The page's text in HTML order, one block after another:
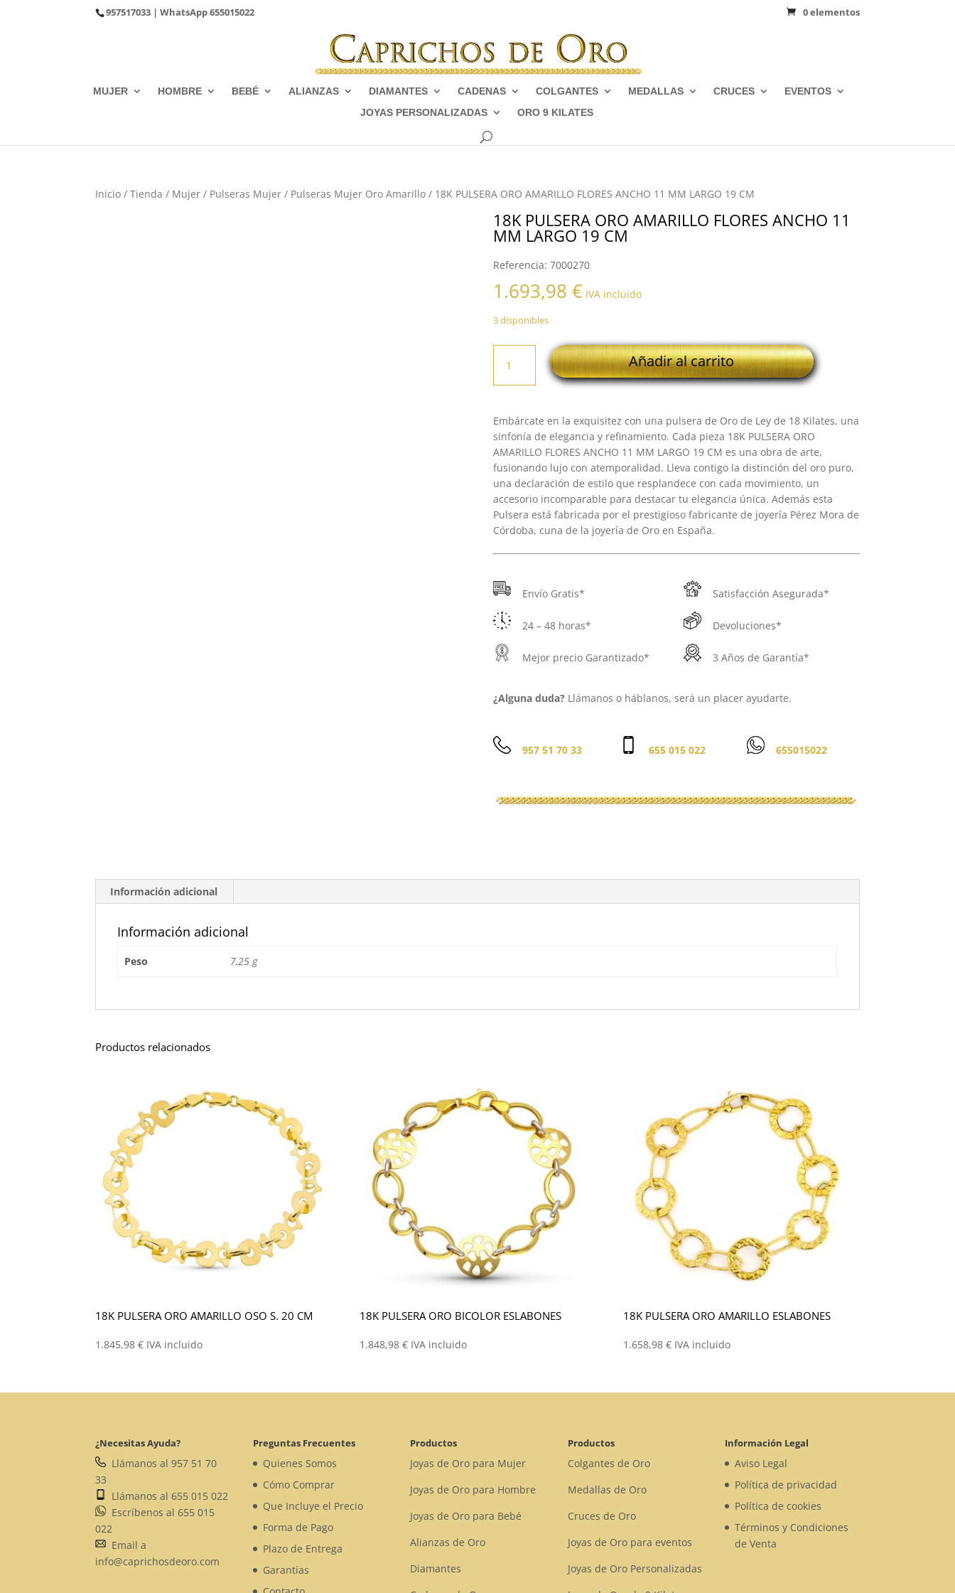
957517033 | WhatsApp655015022 0 elementos
MUJER HOMBRE BEBÉ ALIANZAS DIAMANTES CADENAS COLGANTES MEDALLAS CRUCES
EVENTOS
JOYAS PERSONALIZADAS
ORO 9 KILATES
Inicio /Tienda / Mujer / Pulseras Mujer / Pulseras Mujer Oro Amarillo / 18K PULSERA ORO AMARILLO FLORES ANCHO 11 MM LARGO 19 CM
18K PULSERA ORO AMARILLO FLORES ANCHO 11
MM LARGO 19 CM
Referencia: 7000270
1.693,98 € IVA incluido
3 disponibles
PULSERA
ORO
FLORES
ANCHO
MM
LARGO
CM
cantidad
Añadir al carrito
Embárcate en la exquisitez con una pulsera de Oro de Ley de 18 Kilates, una
sinfonía de elegancia y refinamiento. Cada pieza 18K PULSERA ORO
AMARILLO FLORES ANCHO 11 MM LARGO 19 CM es una obra de arte,
fusionando lujo con atemporalidad. Lleva contigo la distinción del oro puro,
una declaración de estilo que resplandece con cada movimiento, un
accesorio incomparable para destacar tu elegancia única. Además esta
Pulsera está fabricada por el prestigioso fabricante de joyería Pérez Mora de
Córdoba, cuna de la joyería de Oro en España.
Envío Gratis*
24 – 48 horas*
Mejor precio Garantizado*
Satisfacción Asegurada*
Devoluciones*
3 Años de Garantía*
¿Alguna duda?Llámanos o háblanos, será un placer ayudarte.
957 51 70 33 655 015 022 655015022
Información adicional
Información adicional
Peso 7,25 g
Productos relacionados
18K PULSERA ORO AMARILLO OSO S. 20 CM
1.845,98€ IVA incluido
18K PULSERA ORO BICOLOR ESLABONES
1.848,98 € IVA incluido
18K PULSERA ORO AMARILLO ESLABONES
1.658,98€ IVA incluido
¿Necesitas Ayuda?
Llámanos al 957 51 70
33
Llámanos al 655 015 022
Escríbenos al 655 015
022
Email a
info@caprichosdeoro.com
Preguntas Frecuentes
Quienes Somos
Cómo Comprar
Que Incluye el Precio
Forma de Pago
Plazo de Entrega
Garantías
Productos
Joyas de Oro para Mujer
Joyas de Oro para Hombre
Joyas de Oro para Bebé
Alianzas de Oro
Diamantes
Productos
Colgantes de Oro
Medallas de Oro
Cruces de Oro
Joyas de Oro para eventos
Joyas de Oro Personalizadas
Información Legal
Aviso Legal
Política de privacidad
Política de cookies
Términos y Condiciones
de Venta